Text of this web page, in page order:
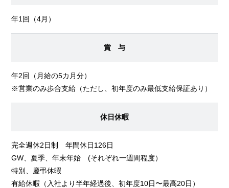
年1回（4月）
賞 与
年2回（月給の5カ月分）
※営業のみ歩合支給（ただし、初年度のみ最低支給保証あり）
休日休暇
完全週休2日制 年間休日126日
GW、夏季、年末年始 (それぞれ一週間程度）
特別、慶弔休暇
有給休暇（入社より半年経過後、初年度10日〜最高20日）